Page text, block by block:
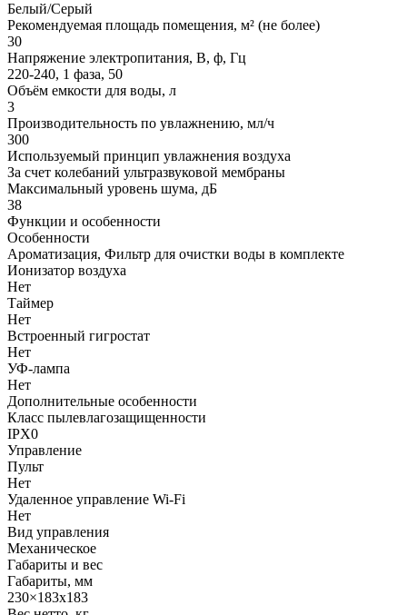
Белый/Серый
Рекомендуемая площадь помещения, м² (не более)
30
Напряжение электропитания, В, ф, Гц
220-240, 1 фаза, 50
Объём емкости для воды, л
3
Производительность по увлажнению, мл/ч
300
Используемый принцип увлажнения воздуха
За счет колебаний ультразвуковой мембраны
Максимальный уровень шума, дБ
38
Функции и особенности
Особенности
Ароматизация, Фильтр для очистки воды в комплекте
Ионизатор воздуха
Нет
Таймер
Нет
Встроенный гигростат
Нет
УФ-лампа
Нет
Дополнительные особенности
Класс пылевлагозащищенности
IPX0
Управление
Пульт
Нет
Удаленное управление Wi-Fi
Нет
Вид управления
Механическое
Габариты и вес
Габариты, мм
230×183х183